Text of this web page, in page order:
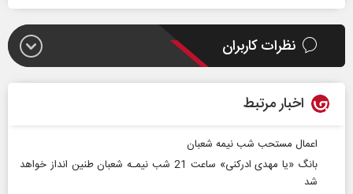
نظرات کاربران
اخبار مرتبط
اعمال مستحب شب نیمه شعبان
بانگ «یا مهدی ادرکنی» ساعت 21 شب نیمـه شعبان طنین انداز خواهد
شد